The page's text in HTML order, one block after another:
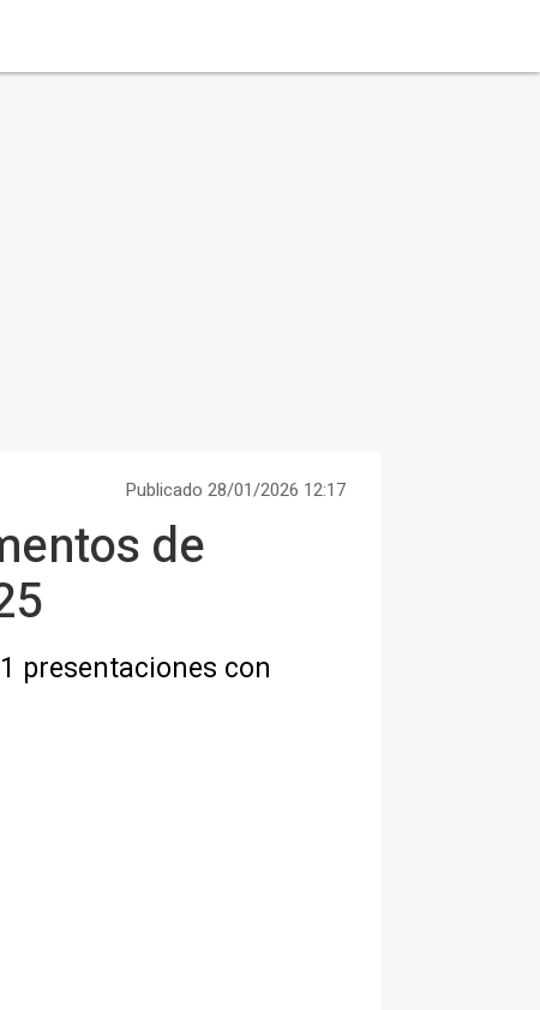
Publicado 28/01/2026 12:17
de
presentaciones con